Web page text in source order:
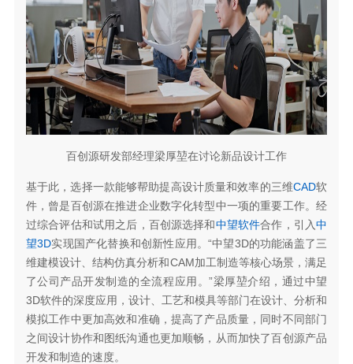
百创源研发部经理梁厚堃在讨论新品设计工作
基于此，选择一款能够帮助提高设计质量和效率的三维CAD软
件，曾是百创源在推进企业数字化转型中一项的重要工作。经
过综合评估和试用之后，百创源选择和中望软件合作，引入中
望3D实现国产化替换和创新性应用。“中望3D的功能涵盖了三
维建模设计、结构仿真分析和CAM加工制造等核心场景，满足
了公司产品开发制造的全流程应用。”梁厚堃介绍，通过中望
3D软件的深度应用，设计、工艺和模具等部门在设计、分析和
模拟工作中更加高效和准确，提高了产品质量，同时不同部门
之间设计协作和图纸沟通也更加顺畅，从而加快了百创源产品
开发和制造的速度。